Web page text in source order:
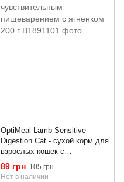
OptiMeal Lamb Sensitive
Digestion Cat - сухой корм для
взрослых кошек с
чувствительным
пищеварением с ягненком 200
89 грн 105 грн
Нет в наличии